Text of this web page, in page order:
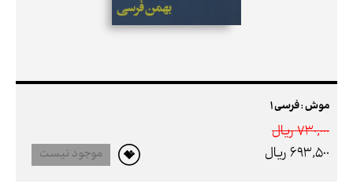
موش : فرسی 1
730,000 ريال
693,500 ريال
موجود نیست